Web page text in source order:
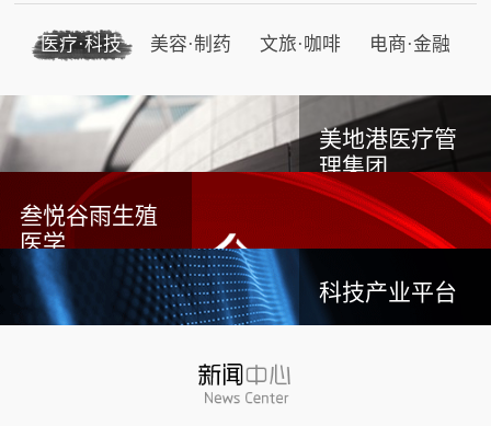
医疗·科技 美容·制药 文旅·咖啡 电商·金融
美地港医疗管
理集团
叁悦谷雨生殖
医学
科技产业平台